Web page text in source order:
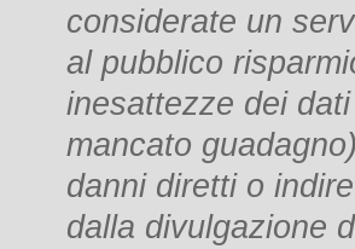
considerate un
al pubblico
inesattezze dei
mancato
danni diretti o
dalla divulgazione